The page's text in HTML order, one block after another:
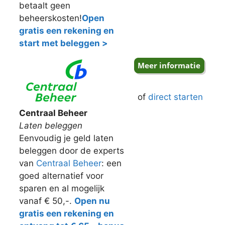
betaalt geen
beheerskosten!Open
gratis een rekening en
start met beleggen >
Centraal Beheer
Laten beleggen
Eenvoudig je geld laten
beleggen door de experts
van Centraal Beheer: een
goed alternatief voor
sparen en al mogelijk
vanaf € 50,-. Open nu
gratis een rekening en
of direct starten